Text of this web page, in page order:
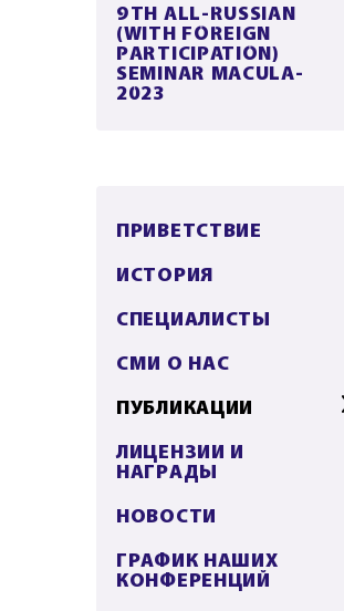
9TH ALL-RUSSIAN
(WITH FOREIGN
PARTICIPATION)
SEMINAR MACULA-
2023
ПРИВЕТСТВИЕ
ИСТОРИЯ
СПЕЦИАЛИСТЫ
СМИ О НАС
ПУБЛИКАЦИИ
ЛИЦЕНЗИИ И
НАГРАДЫ
НОВОСТИ
ГРАФИК НАШИХ
КОНФЕРЕНЦИЙ